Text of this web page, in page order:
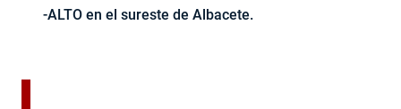
-ALTO en el sureste de Albacete.